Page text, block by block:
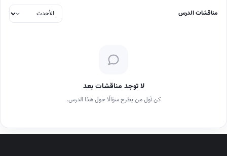
مناقشات الدرس
لا توجد مناقشات بعد
كن أول من يطرح سؤالًا حول هذا الدرس.